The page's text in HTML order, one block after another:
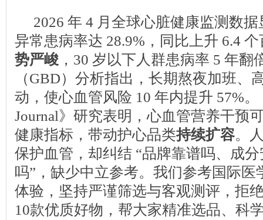
2026 年 4 月全球心脏健康监测数
异常患病率达 28.9%，同比上升 6.4
势严峻 ，30 岁以下人群患病率 5 年翻
（GBD）分析指出，长期熬夜加班、
动，使心血管风险 10 年内提升 57%。
Journal》研究表明，心血管营养干预
健康指标，带动护心品类持续扩容。
保护血管，却纠结 “品牌靠谱吗、成
吗”，缺少中立参考。我们参考国际医
体验，坚持严谨筛选与客观测评，拒
10款优质好物，帮大家精准选品、科